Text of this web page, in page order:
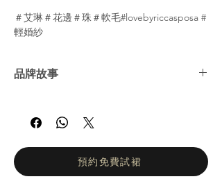
＃艾琳＃花邊＃珠＃軟毛#lovebyriccasposa #
輕婚紗
品牌故事
的婚紗和晚裝為新娘帶來美好的印象。即使是
最苛刻的新娘也會愛上Ricca Sposa的禮服
想像力，RS每件禮服裙都是一件傑作。它的
禮服裙可以表達個性，為最優雅，最精緻的新
預約免費試裙